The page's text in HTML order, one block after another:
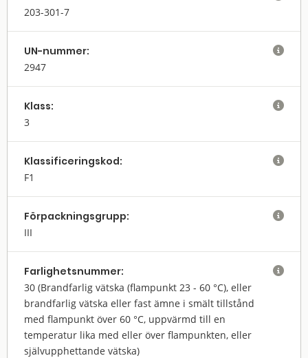
203-301-7
UN-nummer:
2947

Klass:
3

Klassifi­cerings­kod:
F1

Förpack­nings­grupp:
III

Farlighets­nummer:
30 (Brandfarlig vätska (flampunkt 23 - 60 °C), eller
brandfarlig vätska eller fast ämne i smält tillstånd
med flampunkt över 60 °C, uppvärmd till en
temperatur lika med eller över flampunkten, eller
självupphettande vätska)
